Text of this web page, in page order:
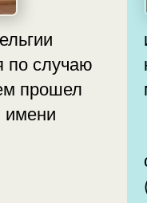
по случаю
имени